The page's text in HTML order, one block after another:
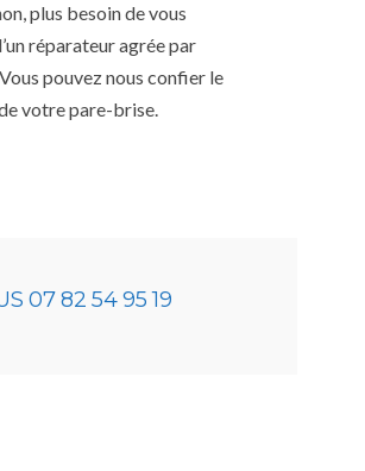
plus besoin de vous
réparateur agrée par
pouvez nous confier le
votre pare-brise.
07 82 54 95 19